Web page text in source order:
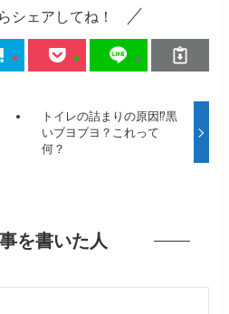
シェアしてね！
トイレの詰まりの原因⁉︎黒
いブヨブヨ？これって
何？
を書いた人